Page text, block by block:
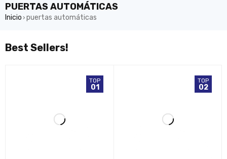
PUERTAS AUTOMÁTICAS
Inicio › puertas automáticas
Best Sellers!
TOP
01
TOP
02